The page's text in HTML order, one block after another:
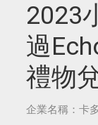
2023
過
禮物
企業名稱：卡